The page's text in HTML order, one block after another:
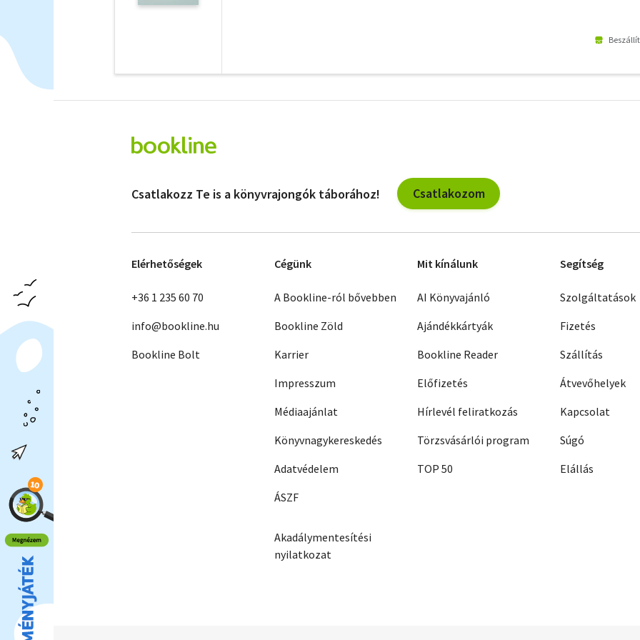
szűrők
Csatlakozz Te is a könyvrajongók táborához! Csatlakozom
Elérhetőségek
+36 1 235 60 70
info@bookline.hu
Bookline Bolt
Cégünk
A Bookline-ról bővebben
Bookline Zöld
Karrier
Impresszum
Médiaajánlat
Könyvnagykereskedés
Adatvédelem
ÁSZF
Akadálymentesítési
nyilatkozat
Mit kínálunk
AI Könyvajánló
Ajándékkártyák
Bookline Reader
Előfizetés
Hírlevél feliratkozás
Törzsvásárlói program
TOP 50
Segítség
Szolgáltatások
Fizetés
Szállítás
Átvevőhelyek
Kapcsolat
Súgó
Elállás